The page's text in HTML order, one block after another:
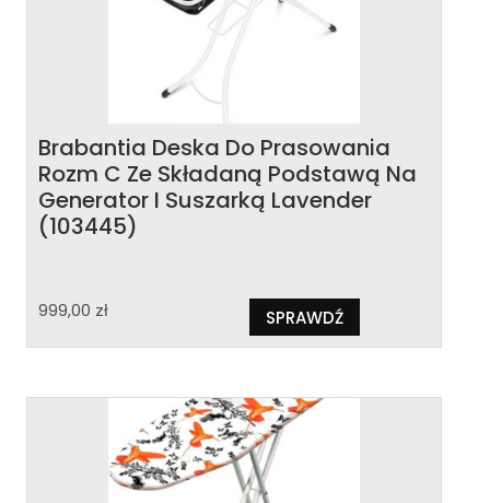
Brabantia Deska Do Prasowania
Rozm C Ze Składaną Podstawą Na
Generator I Suszarką Lavender
(103445)
999,00 zł SPRAWDŹ